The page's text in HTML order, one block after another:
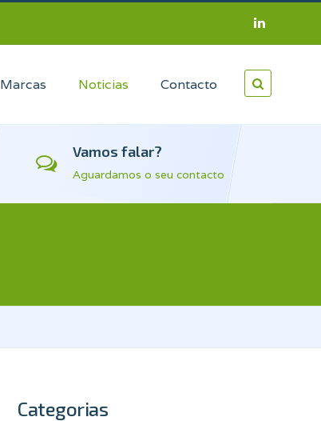
Marcas Noticias Contacto
Vamos falar?
Aguardamos o seu contacto
Categorias